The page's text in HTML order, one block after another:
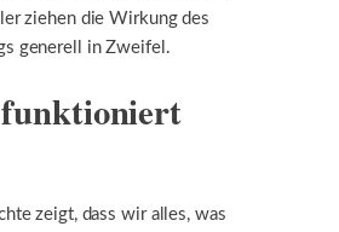
ziehen die Wirkung des
generell in Zweifel.
funktioniert
zeigt, dass wir alles, was